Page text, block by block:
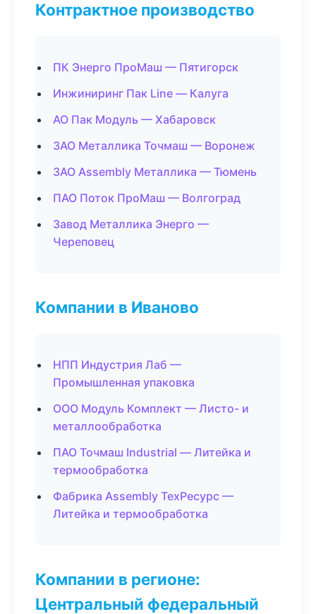
Контрактное производство
ПК Энерго ПроМаш — Пятигорск
Инжиниринг Пак Line — Калуга
АО Пак Модуль — Хабаровск
ЗАО Металлика Точмаш — Воронеж
ЗАО Assembly Металлика — Тюмень
ПАО Поток ПроМаш — Волгоград
Завод Металлика Энерго —
Череповец
Компании в Иваново
НПП Индустрия Лаб —
Промышленная упаковка
ООО Модуль Комплект — Листо- и
металлообработка
ПАО Точмаш Industrial — Литейка и
термообработка
Фабрика Assembly ТехРесурс —
Литейка и термообработка
Компании в регионе:
Центральный федеральный